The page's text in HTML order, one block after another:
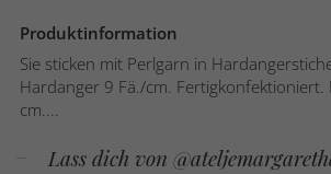
Produktinformation
Sie sticken mit Perlgarn in
Hardanger 9 Fä./cm. Fertigkonfektioniert.
cm....
Lass dich von